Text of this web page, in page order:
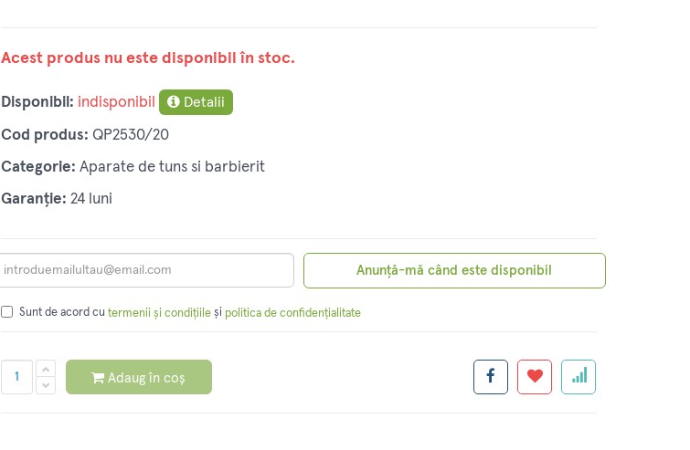
Acest produs nu este disponibil în stoc.
Disponibil: indisponibil Detalii
Cod produs: QP2530/20
Categorie: Aparate de tuns si barbierit
Garanție: 24 luni
Anunță-mă când este disponibil
Sunt de acord cu termenii și condițiileși politica de confidențialitate
Adaug în coș